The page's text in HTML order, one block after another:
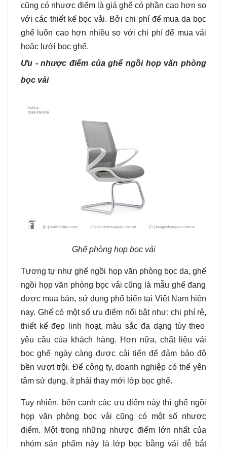
cũng có nhược điểm là giá ghế có phần cao hơn so
với các thiết kế bọc vải. Bởi chi phí để mua da bọc
ghế luôn cao hơn nhiều so với chi phí để mua vải
hoặc lưới bọc ghế.
Ưu -nhược điểm của ghế ngồi họp văn phòng
bọc vải
Ghế phòng họp bọc vải
Tương tự như ghế ngồi họp văn phòng bọc da, ghế
ngồi họp văn phòng bọc vải cũng là mẫu ghế đang
được mua bán, sử dụng phổ biến tại Việt Nam hiện
nay. Ghếcó một số ưu điểm nổi bật như: chi phí rẻ,
thiết kế đẹp linh hoạt, màu sắc đa dạng tùy theo
yêu cầu của khách hàng. Hơn nữa, chất liệu vải
bọc ghế ngày càng được cải tiến để đảm bảo độ
bền vượt trội. Để công ty, doanh nghiệp có thể yên
tâm sử dụng, ít phải thay mới lớp bọc ghế.
Tuy nhiên, bên cạnh các ưu điểm này thì ghế ngồi
họp văn phòng bọc vải cũng có một số nhược
điểm. Một trong những nhược điểm lớn nhất của
nhóm sản phẩm này là lớp bọc bằng vải dễ bắt